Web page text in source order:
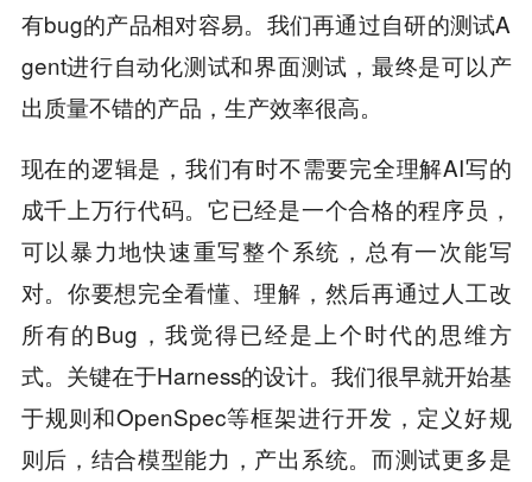
有bug的产品相对容易。我们再通过自研的测试A
gent进行自动化测试和界面测试，最终是可以产
出质量不错的产品，生产效率很高。
现在的逻辑是，我们有时不需要完全理解AI写的
成千上万行代码。它已经是一个合格的程序员，
可以暴力地快速重写整个系统，总有一次能写
对。你要想完全看懂、理解，然后再通过人工改
所有的Bug，我觉得已经是上个时代的思维方
式。关键在于Harness的设计。我们很早就开始基
于规则和OpenSpec等框架进行开发，定义好规
则后，结合模型能力，产出系统。而测试更多是